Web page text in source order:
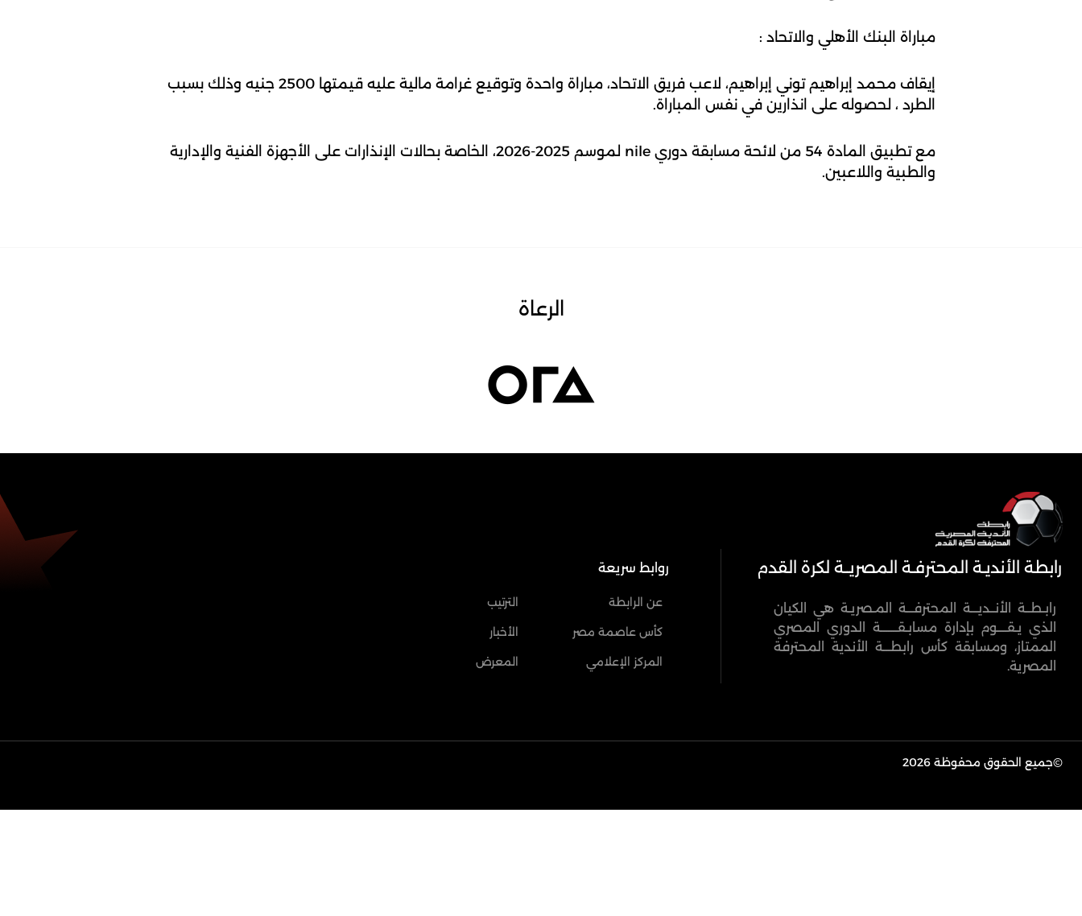
مباراة البنك الأهلي والاتحاد :
إيقاف محمد إبراهيم توني إبراهيم، لاعب فريق الاتحاد، مباراة واحدة وتوقيع غرامة مالية عليه قيمتها 2500 جنيه وذلك بسبب
الطرد ، لحصوله على انذارين في نفس المباراة.
مع تطبيق المادة 54 من لائحة مسابقة دوري nile لموسم 2025-2026، الخاصة بحالات الإنذارات على الأجهزة الفنية والإدارية
والطبية واللاعبين.
الرعاة
رابطة الأنديـة المحترفـة المصريــة لكرة القدم
رابـطــة الأنــديـــة المحترفـــة المـصريـة هي الكيان
الذي يـقــــوم بإدارة مسابـقـــــــة الدوري المصري
الممتاز، ومسابقة كأس رابطـــة الأندية المحترفة
المصرية.
روابط سريعة
عن الرابطة الترتيب
كأس عاصمة مصر الأخبار
المركز الإعلامي المعرض
©جميع الحقوق محفوظة 2026